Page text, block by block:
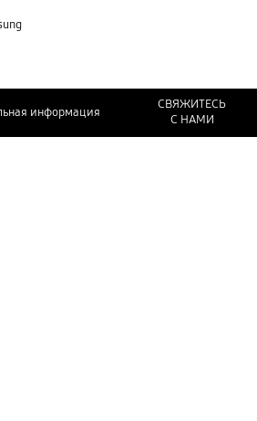
информация
СВЯЖИТЕСЬ
С НАМИ